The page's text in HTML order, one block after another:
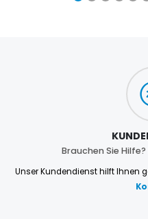
Brauchen Sie
Unser Kundendienst hilft Ihnen